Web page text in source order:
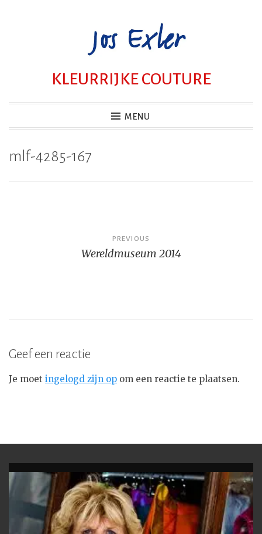
KLEURRIJKE COUTURE
MENU
mlf-4285-167
PREVIOUS
Wereldmuseum 2014
Geef een reactie
Je moet ingelogd zijn op om een reactie te plaatsen.